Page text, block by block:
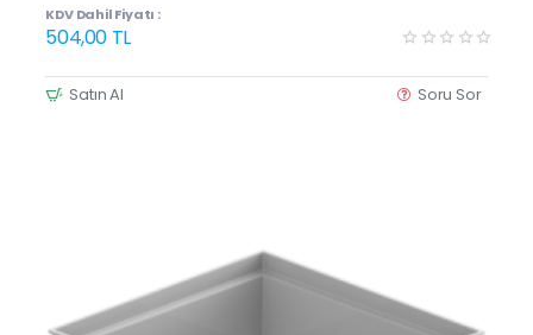
KDV Dahil Fiyatı :
504,00 TL
Satın Al Soru Sor